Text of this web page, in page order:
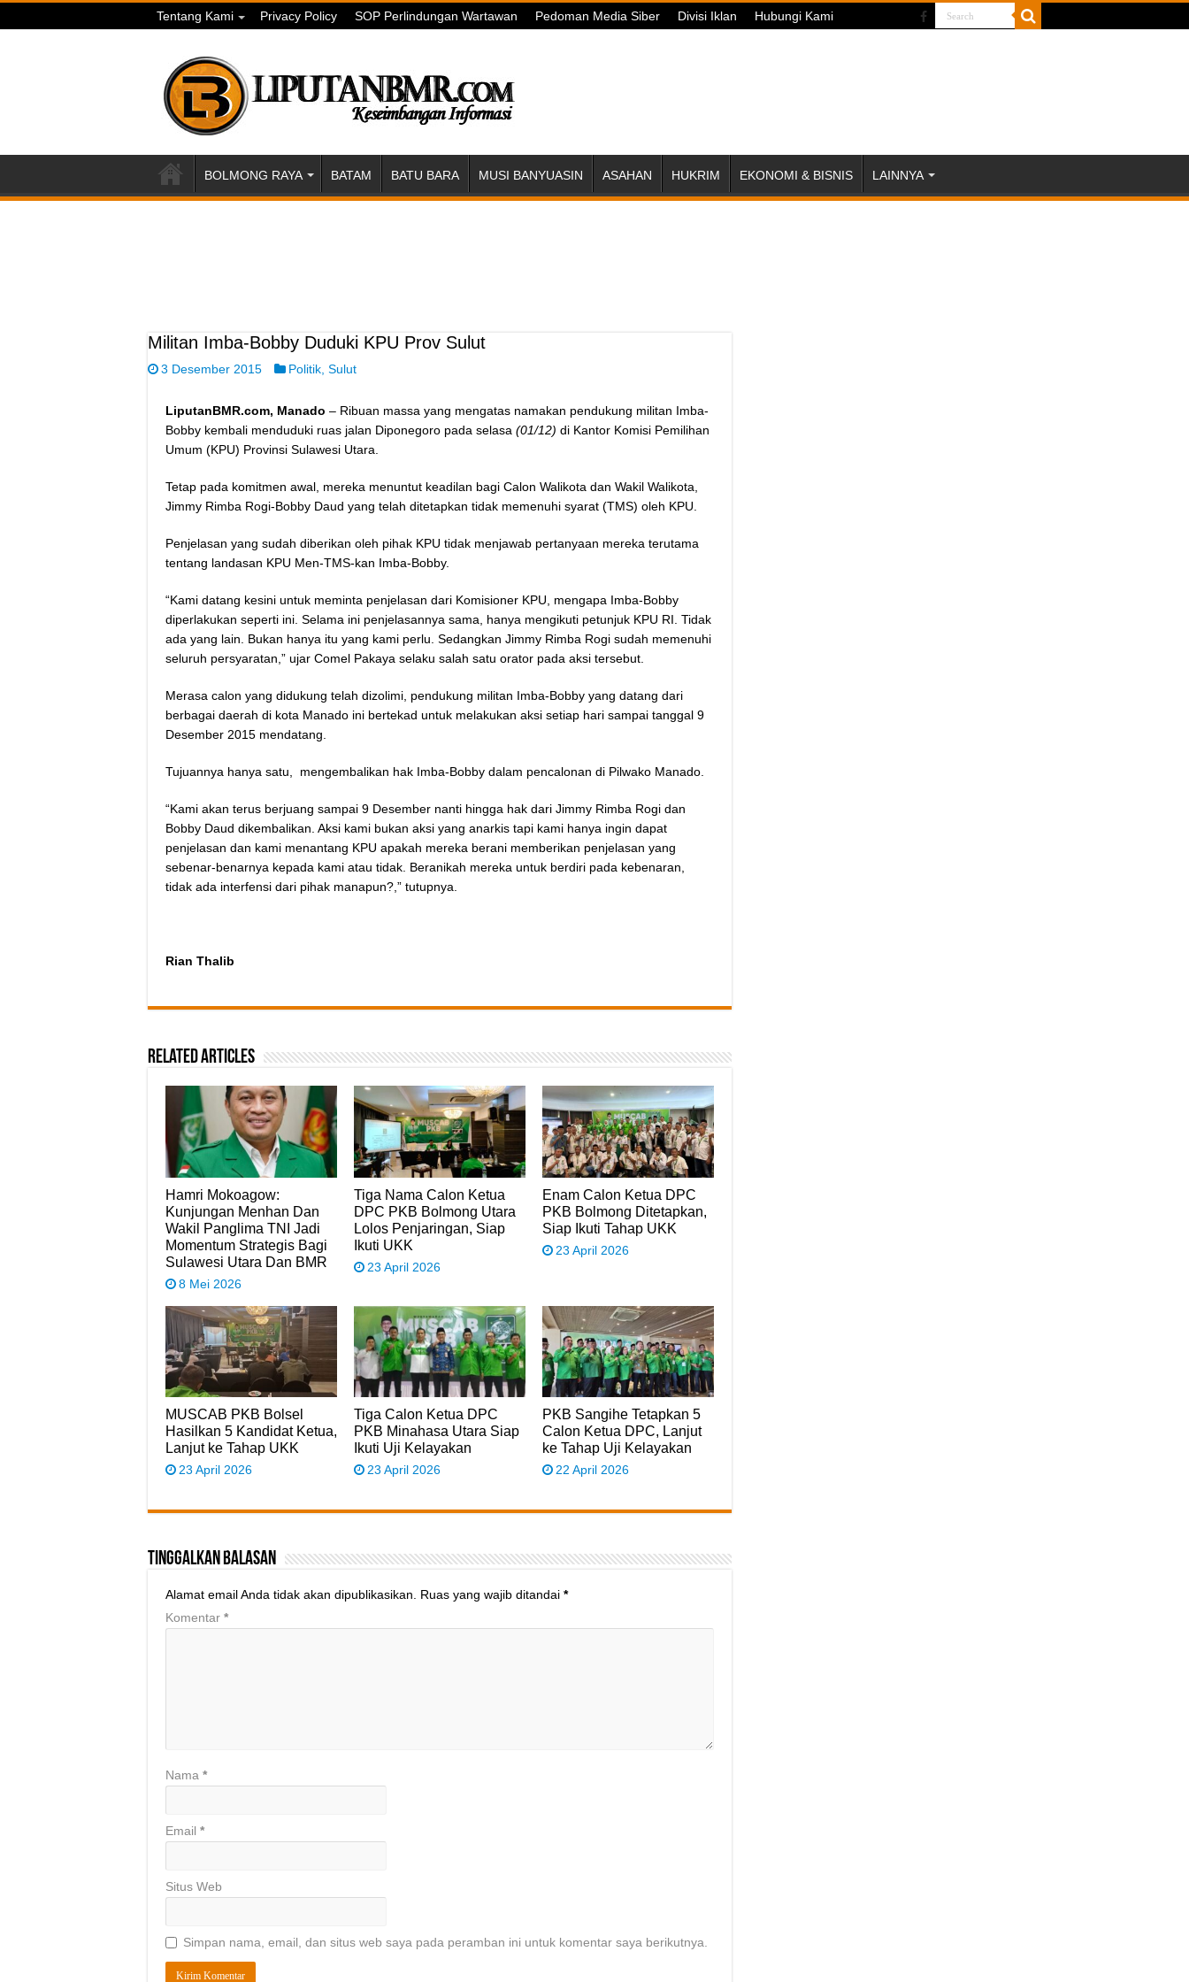
Tentang Kami Privacy Policy SOP Perlindungan Wartawan Pedoman Media Siber Divisi Iklan Hubungi Kami
BOLMONG RAYA BATAM BATU BARA MUSI BANYUASIN ASAHAN HUKRIM EKONOMI & BISNIS LAINNYA
Militan Imba-Bobby Duduki KPU Prov Sulut
3 Desember 2015 Politik Sulut
LiputanBMR.com, Manado – Ribuan massa yang mengatas namakan pendukung militan Imba-
Bobby kembali menduduki ruas jalan Diponegoro pada selasa (01/12) di Kantor Komisi Pemilihan
Umum (KPU) Provinsi Sulawesi Utara.
Tetap pada komitmen awal, mereka menuntut keadilan bagi Calon Walikota dan Wakil Walikota,
Jimmy Rimba Rogi-Bobby Daud yang telah ditetapkan tidak memenuhi syarat (TMS) oleh KPU.
Penjelasan yang sudah diberikan oleh pihak KPU tidak menjawab pertanyaan mereka terutama
tentang landasan KPU Men-TMS-kan Imba-Bobby.
“Kami datang kesini untuk meminta penjelasan dari Komisioner KPU, mengapa Imba-Bobby
diperlakukan seperti ini. Selama ini penjelasannya sama, hanya mengikuti petunjuk KPU RI. Tidak
ada yang lain. Bukan hanya itu yang kami perlu. Sedangkan Jimmy Rimba Rogi sudah memenuhi
seluruh persyaratan,” ujar Comel Pakaya selaku salah satu orator pada aksi tersebut.
Merasa calon yang didukung telah dizolimi, pendukung militan Imba-Bobby yang datang dari
berbagai daerah di kota Manado ini bertekad untuk melakukan aksi setiap hari sampai tanggal 9
Desember 2015 mendatang.
Tujuannya hanya satu, mengembalikan hak Imba-Bobby dalam pencalonan di Pilwako Manado.
“Kami akan terus berjuang sampai 9 Desember nanti hingga hak dari Jimmy Rimba Rogi dan
Bobby Daud dikembalikan. Aksi kami bukan aksi yang anarkis tapi kami hanya ingin dapat
penjelasan dan kami menantang KPU apakah mereka berani memberikan penjelasan yang
sebenar-benarnya kepada kami atau tidak. Beranikah mereka untuk berdiri pada kebenaran,
tidak ada interfensi dari pihak manapun?,” tutupnya.
Rian Thalib
Related Articles
Hamri Mokoagow:
Kunjungan Menhan Dan
Wakil Panglima TNI Jadi
Momentum Strategis Bagi
Sulawesi Utara Dan BMR
8 Mei 2026
Tiga Nama Calon Ketua
DPC PKB Bolmong Utara
Lolos Penjaringan, Siap
Ikuti UKK
23 April 2026
Enam Calon Ketua DPC
PKB Bolmong Ditetapkan,
Siap Ikuti Tahap UKK
23 April 2026
MUSCAB PKB Bolsel
Hasilkan 5 Kandidat Ketua,
Lanjut ke Tahap UKK
23 April 2026
Tiga Calon Ketua DPC
PKB Minahasa Utara Siap
Ikuti Uji Kelayakan
23 April 2026
PKB Sangihe Tetapkan 5
Calon Ketua DPC, Lanjut
ke Tahap Uji Kelayakan
22 April 2026
Tinggalkan Balasan
Alamat email Anda tidak akan dipublikasikan. Ruas yang wajib ditandai *
Komentar *
Nama *
Email *
Situs Web
Simpan nama, email, dan situs web saya pada peramban ini untuk komentar saya berikutnya.